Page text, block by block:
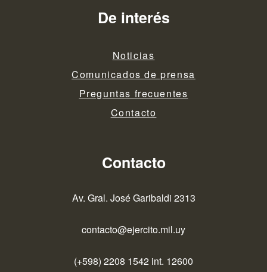
De interés
Noticias
Comunicados de prensa
Preguntas frecuentes
Contacto
Contacto
Av. Gral. José Garibaldi 2313
contacto@ejercito.mil.uy
(+598) 2208 1542 int. 12600